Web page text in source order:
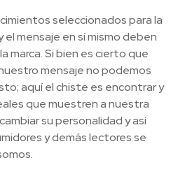
seleccionados para la
el mensaje en sí mismo deben
marca. Si bien es cierto que
mensaje no podemos
aquí el chiste es encontrar y
que muestren a nuestra
su personalidad y así
y demás lectores se